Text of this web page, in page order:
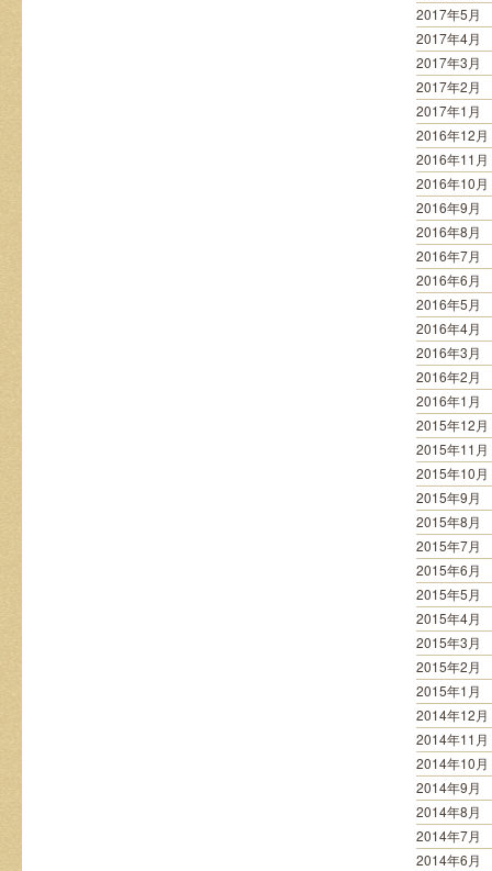
2017年5月
2017年4月
2017年3月
2017年2月
2017年1月
2016年12月
2016年11月
2016年10月
2016年9月
2016年8月
2016年7月
2016年6月
2016年5月
2016年4月
2016年3月
2016年2月
2016年1月
2015年12月
2015年11月
2015年10月
2015年9月
2015年8月
2015年7月
2015年6月
2015年5月
2015年4月
2015年3月
2015年2月
2015年1月
2014年12月
2014年11月
2014年10月
2014年9月
2014年8月
2014年7月
2014年6月